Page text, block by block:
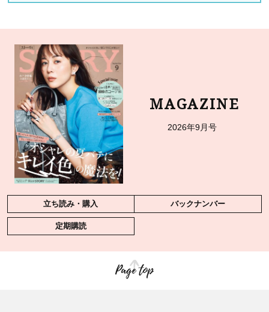
MAGAZINE
2026年9月号
立ち読み・購入 バックナンバー
定期購読
Page top